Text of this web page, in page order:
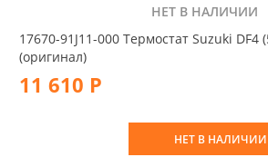
НЕТ В НАЛИЧИИ
17670-91J11-000 Термостат Suzuki DF4
(оригинал)
11 610 Р
НЕТ В НАЛИЧИИ